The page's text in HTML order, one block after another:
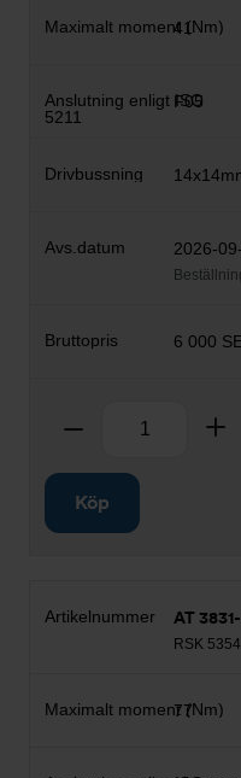
41
F05
2026-
6 000
Ta bort
Köp
AT
RSK
77